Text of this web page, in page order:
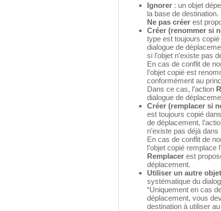
Ignorer : un objet
la base de
Ne pas créer est
Créer (renommer si
type est toujours
dialogue de
si l’objet n’existe pas
En cas de conflit de
l’objet copié est
conformément au
Dans ce cas, l’action
dialogue de
Créer (remplacer si
est toujours copié
de déplacement,
n’existe pas déjà
En cas de conflit de
l’objet copié remplace
Remplacer est
déplacement.
Utiliser un autre
systématique du
“Uniquement en cas
déplacement, vous
destination à utiliser